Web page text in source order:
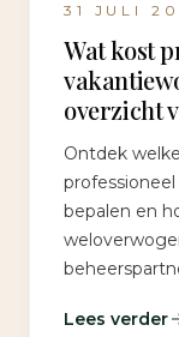
31 JULI
Wat kost
overzicht
Ontdek
bepalen en
Lees verder